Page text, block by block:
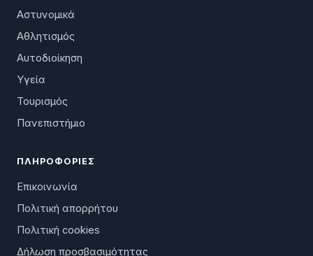
Αστυνομικά
Αθλητισμός
Αυτοδιοίκηση
Υγεία
Τουρισμός
Πανεπιστήμιο
ΠΛΗΡΟΦΟΡΊΕΣ
Επικοινωνία
Πολιτική απορρήτου
Πολιτική cookies
Δήλωση προσβασιμότητας